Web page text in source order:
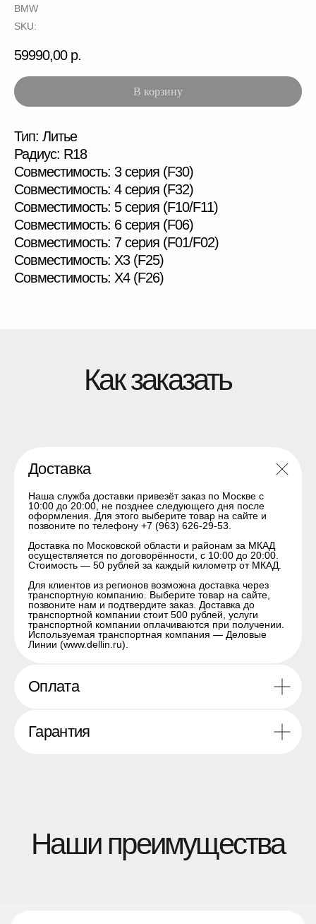
BMW
SKU:
59990,00 р.
В корзину
Тип: Литье
Радиус: R18
Совместимость: 3 серия (F30)
Совместимость: 4 серия (F32)
Совместимость: 5 серия (F10/F11)
Совместимость: 6 серия (F06)
Совместимость: 7 серия (F01/F02)
Совместимость: X3 (F25)
Совместимость: X4 (F26)
Как заказать
Доставка
Наша служба доставки привезёт заказ по Москве с
10:00 до 20:00, не позднее следующего дня после
оформления. Для этого выберите товар на сайте и
позвоните по телефону +7 (963) 626-29-53.
Доставка по Московской области и районам за МКАД
осуществляется по договорённости, с 10:00 до 20:00.
Стоимость — 50 рублей за каждый километр от МКАД.
Для клиентов из регионов возможна доставка через
транспортную компанию. Выберите товар на сайте,
позвоните нам и подтвердите заказ. Доставка до
транспортной компании стоит 500 рублей, услуги
транспортной компании оплачиваются при получении.
Используемая транспортная компания — Деловые
Линии (www.dellin.ru).
Оплата
Гарантия
Работаем без посредников
— оригинальные диски,
шины и комплектующие по
честным ценам. Вы
получаете проверенное
качество напрямую от
Благодаря прямым
поставкам мы
поддерживаем стабильные
складские запасы и быструю
доставку по всей России.